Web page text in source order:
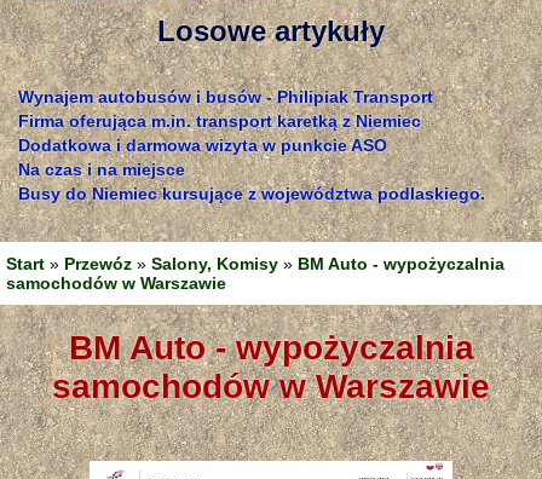
Losowe artykuły
Wynajem autobusów i busów - Philipiak Transport
Firma oferująca m.in. transport karetką z Niemiec
Dodatkowa i darmowa wizyta w punkcie ASO
Na czas i na miejsce
Busy do Niemiec kursujące z województwa podlaskiego.
Start » Przewóz » Salony, Komisy » BM Auto - wypożyczalnia
samochodów w Warszawie
BM Auto - wypożyczalnia
samochodów w Warszawie